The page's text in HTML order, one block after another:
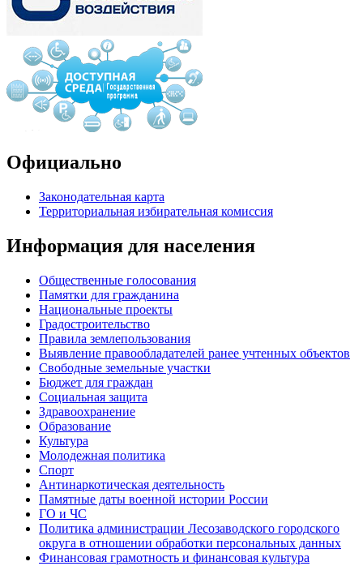
Официально
Законодательная карта
Территориальная избирательная комиссия
Информация для населения
Общественные голосования
Памятки для гражданина
Национальные проекты
Градостроительство
Правила землепользования
Выявление правообладателей ранее учтенных объектов
Свободные земельные участки
Бюджет для граждан
Социальная защита
Здравоохранение
Образование
Культура
Молодежная политика
Спорт
Антинаркотическая деятельность
Памятные даты военной истории России
ГО и ЧС
Политика администрации Лесозаводского городского
округа в отношении обработки персональных данных
Финансовая грамотность и финансовая культура